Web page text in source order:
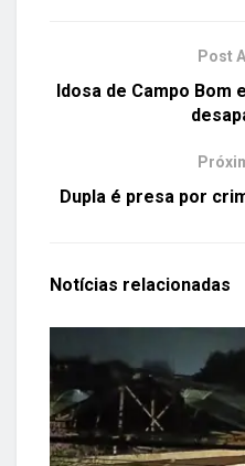
Post
Idosa de Campo Bom
Dupla é presa por
Notícias relacionadas